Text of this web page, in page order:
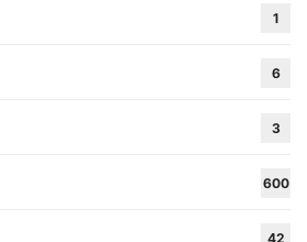
1
6
3
600
42